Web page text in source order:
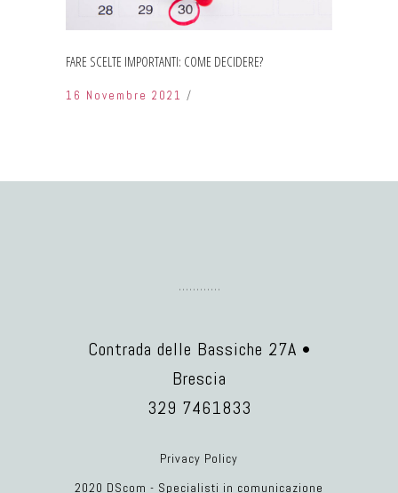
FARE SCELTE IMPORTANTI: COME DECIDERE?
16 Novembre 2021
Contrada delle Bassiche 27A •
Brescia
329 7461833
Privacy Policy
2020 DScom - Specialisti in comunicazione